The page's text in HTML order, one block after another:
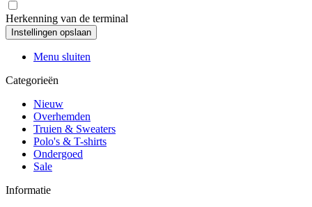
Herkenning van de terminal
Menu sluiten
Categorieën
Nieuw
Overhemden
Truien & Sweaters
Polo's & T-shirts
Ondergoed
Sale
Informatie